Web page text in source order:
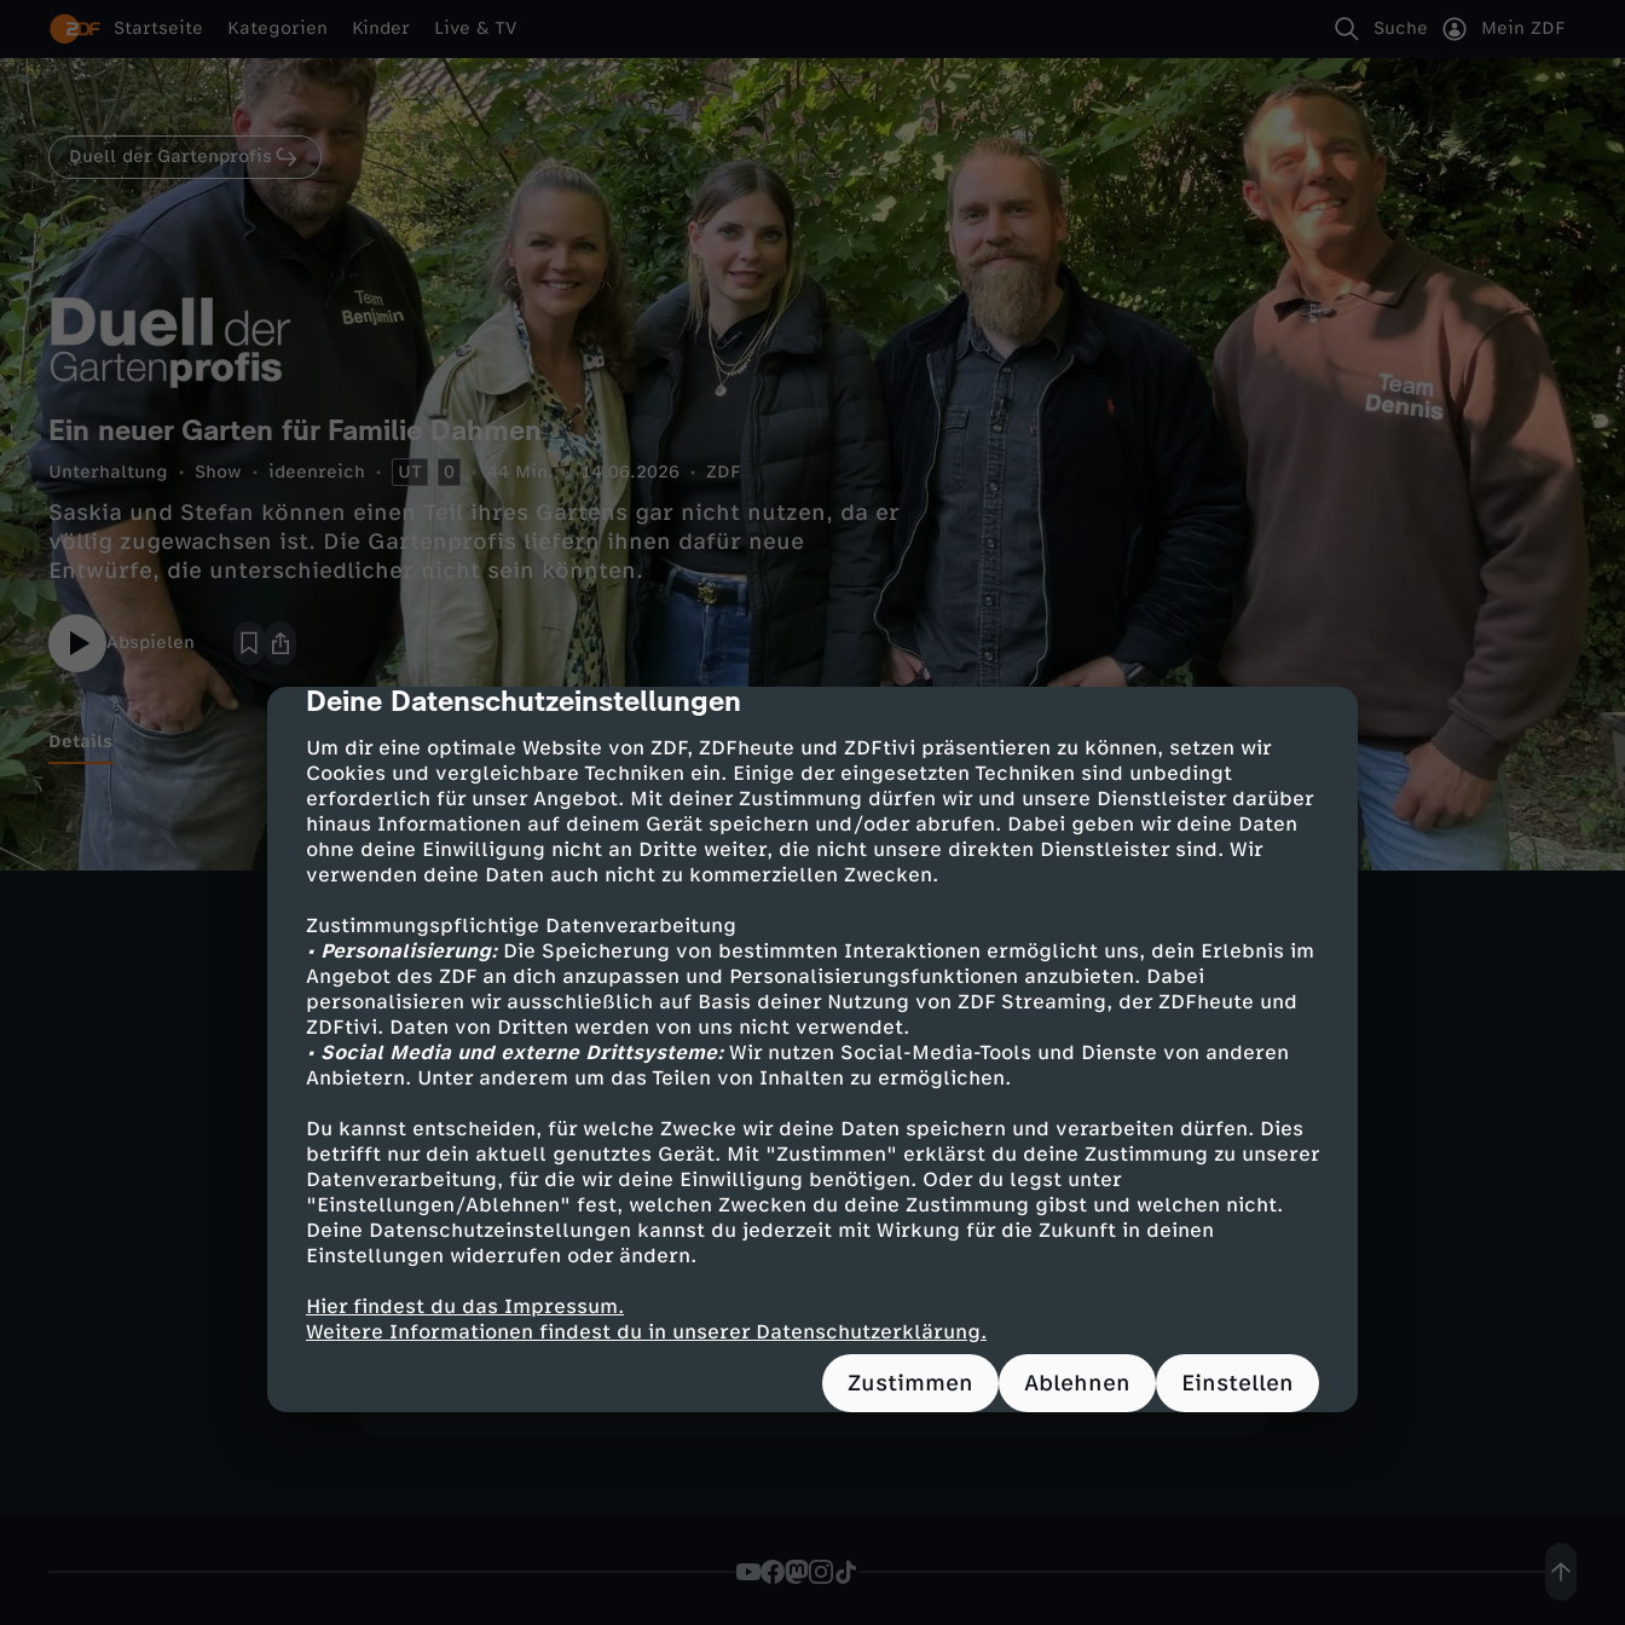
cmp-dialog-description
Deine Datenschutzeinstellungen
Um dir eine optimale Website von ZDF, ZDFheute und ZDFtivi präsentieren zu können, setzen wir
Cookies und vergleichbare Techniken ein. Einige der eingesetzten Techniken sind unbedingt
erforderlich für unser Angebot. Mit deiner Zustimmung dürfen wir und unsere Dienstleister darüber
hinaus Informationen auf deinem Gerät speichern und/oder abrufen. Dabei geben wir deine Daten
ohne deine Einwilligung nicht an Dritte weiter, die nicht unsere direkten Dienstleister sind. Wir
verwenden deine Daten auch nicht zu kommerziellen Zwecken.
Zustimmungspflichtige Datenverarbeitung
• Personalisierung:Die Speicherung von bestimmten Interaktionen ermöglicht uns, dein Erlebnis im
Angebot des ZDF an dich anzupassen und Personalisierungsfunktionen anzubieten. Dabei
personalisieren wir ausschließlich auf Basis deiner Nutzung von ZDF Streaming, der ZDFheute und
ZDFtivi. Daten von Dritten werden von uns nicht verwendet.
• Social Media und externe Drittsysteme:Wir nutzen Social-Media-Tools und Dienste von anderen
Anbietern. Unter anderem um das Teilen von Inhalten zu ermöglichen.
Du kannst entscheiden, für welche Zwecke wir deine Daten speichern und verarbeiten dürfen. Dies
betrifft nur dein aktuell genutztes Gerät. Mit "Zustimmen" erklärst du deine Zustimmung zu unserer
Datenverarbeitung, für die wir deine Einwilligung benötigen. Oder du legst unter
"Einstellungen/Ablehnen" fest, welchen Zwecken du deine Zustimmung gibst und welchen nicht.
Deine Datenschutzeinstellungen kannst du jederzeit mit Wirkung für die Zukunft in deinen
Einstellungen widerrufen oder ändern.
Hier findest du das Impressum.
Weitere Informationen findest du in unserer Datenschutzerklärung.
Zustimmen Ablehnen Einstellen
Startseite Kategorien Kinder Live & TV Suche Mein ZDF
Duell der Gartenprofis
Ein neuer Garten für Familie Dahmen
Unterhaltung Show ideenreich UT 0 44 Min. 14.06.2026 ZDF
Saskia und Stefan können einen Teil ihres Gartens gar nicht nutzen, da er
völlig zugewachsen ist. Die Gartenprofis liefern ihnen dafür neue
Entwürfe, die unterschiedlicher nicht sein könnten.
Abspielen
Details
Zwei Gartenprofis entwickeln unterschiedliche Ideen für jeden Garten und
bewerben sich um den Auftrag der Besitzer. Innenarchitektin Eva Brenner
steht den Familien beratend zur Seite und verleiht jedem Garten mit kreativen
Deko-Konzepten den letzten Schliff.
Moderation - Eva Brenner
Ähnliche Inhalte entdecken
Unterhaltung Show ideenreich Untertitel
FSK 0
Duell der Gartenprofis
Biografie von Eva Brenner